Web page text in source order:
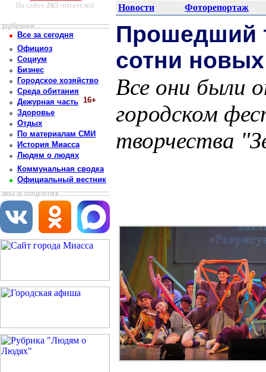
На сайте 265 читателей Новости Фоторепортаж
рубрики
Все за сегодня
Официоз
Социум
Бизнес
Городское хозяйство
Среда обитания
Дежурная часть 16+
Здоровье
Отдых
По материалам СМИ
История Миасса
Людям о людях
Коммунальная сводка
Официальный вестник
мы в соцсетях
Прошедший
сотни
Все они были
городском
творчества